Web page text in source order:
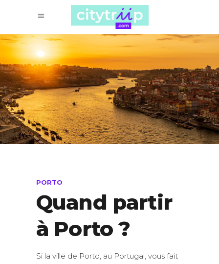
PORTO
Quand partir
à Porto ?
Si la ville de Porto, au Portugal, vous fait